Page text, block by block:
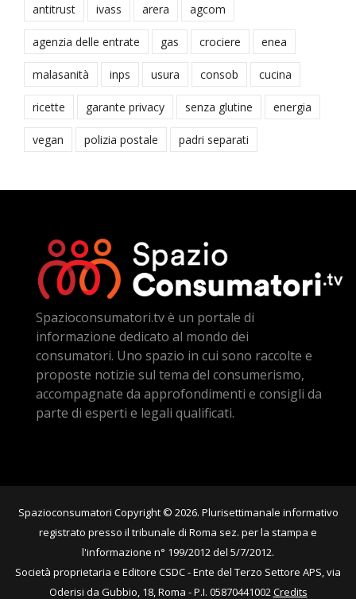
antitrust ivass arera agcom
agenzia delle entrate gas crociere enea
malasanità inps usura consob cucina
ricette garante privacy senza glutine energia
vegan polizia postale padri separati
Spazioconsumatori.tv è un portale di
informazione dedicato al mondo dei
consumatori. Uno spazio in cui sono raccolte e
proposte notizie sul tema del consumerismo,
accompagnate da approfondimenti e consigli da
parte di esperti e legali qualificati.
Spazioconsumatori Copyright © 2026. Plurisettimanale informativo
registrato presso il tribunale di Roma sez. per la stampa e
l'informazione n° 199/2012 del 5/7/2012.
Società proprietaria e Editore CSDC - Ente del Terzo Settore APS, via
Oderisi da Gubbio, 18, Roma - P.I. 05870441002Credits